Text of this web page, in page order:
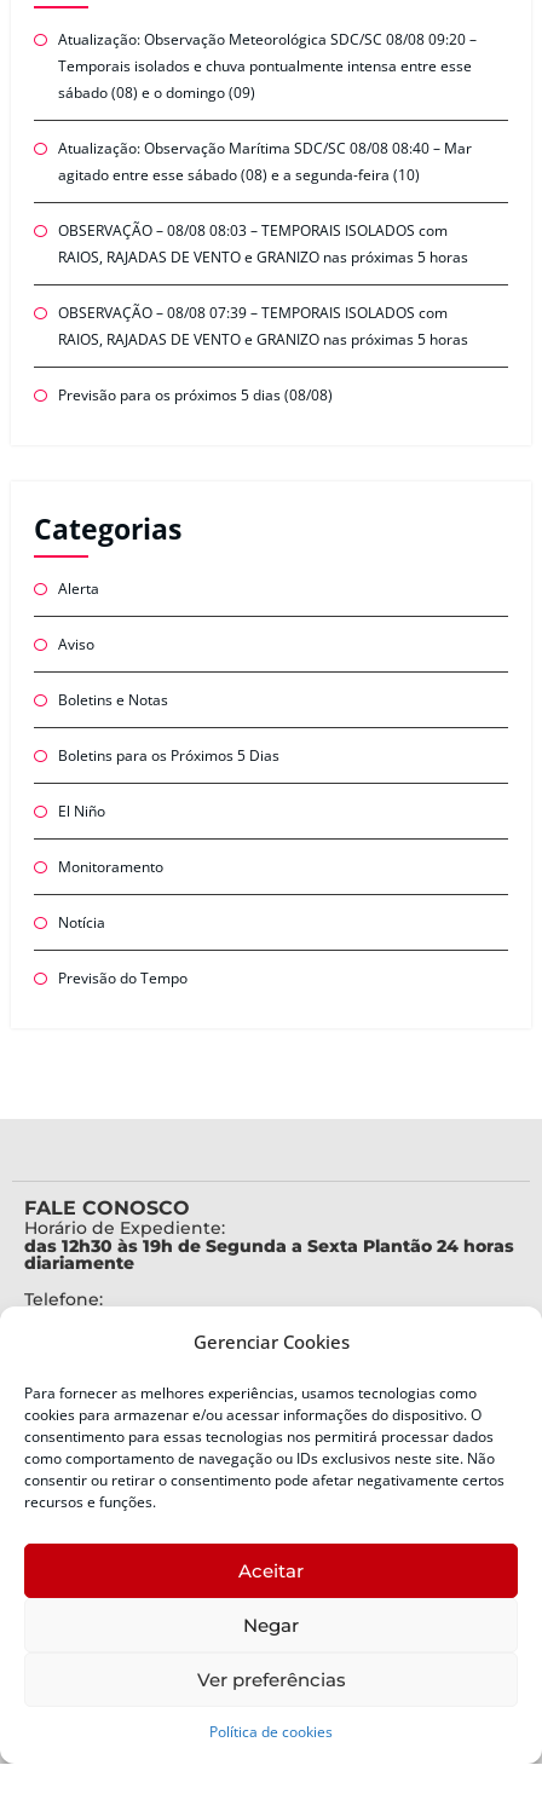
Gerenciar Cookies
Para fornecer as melhores experiências, usamos tecnologias como
cookies para armazenar e/ou acessar informações do dispositivo. O
consentimento para essas tecnologias nos permitirá processar dados
como comportamento de navegação ou IDs exclusivos neste site. Não
consentir ou retirar o consentimento pode afetar negativamente certos
recursos e funções.
Aceitar
Negar
Ver preferências
Política de cookies
Atualização: Observação Meteorológica SDC/SC 08/08 09:20 –
Temporais isolados e chuva pontualmente intensa entre esse
sábado (08) e o domingo (09)
Atualização: Observação Marítima SDC/SC 08/08 08:40 – Mar
agitado entre esse sábado (08) e a segunda-feira (10)
OBSERVAÇÃO – 08/08 08:03 – TEMPORAIS ISOLADOS com
RAIOS, RAJADAS DE VENTO e GRANIZO nas próximas 5 horas
OBSERVAÇÃO – 08/08 07:39 – TEMPORAIS ISOLADOS com
RAIOS, RAJADAS DE VENTO e GRANIZO nas próximas 5 horas
Previsão para os próximos 5 dias (08/08)
Categorias
Alerta
Aviso
Boletins e Notas
Boletins para os Próximos 5 Dias
El Niño
Monitoramento
Notícia
Previsão do Tempo
FALE CONOSCO
Horário de Expediente:
das 12h30 às 19h de Segunda a Sexta Plantão 24 horas
diariamente
Telefone:
Alertas Defesa Civil:
SMS 40199
ENDEREÇO
Defesa Civil do Estado de Santa Catarina
Bairro:
Capoeiras, Florianópolis, SC
Política de Privacidade